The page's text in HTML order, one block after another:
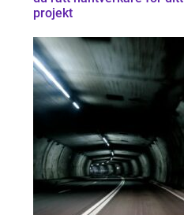
projekt